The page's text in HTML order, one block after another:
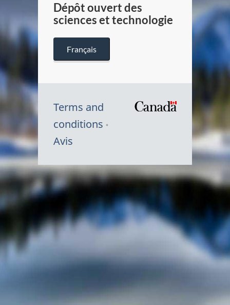
Dépôt ouvert des
sciences et technologie
Français
Terms and
conditions
Avis
Symbole
du
Canada